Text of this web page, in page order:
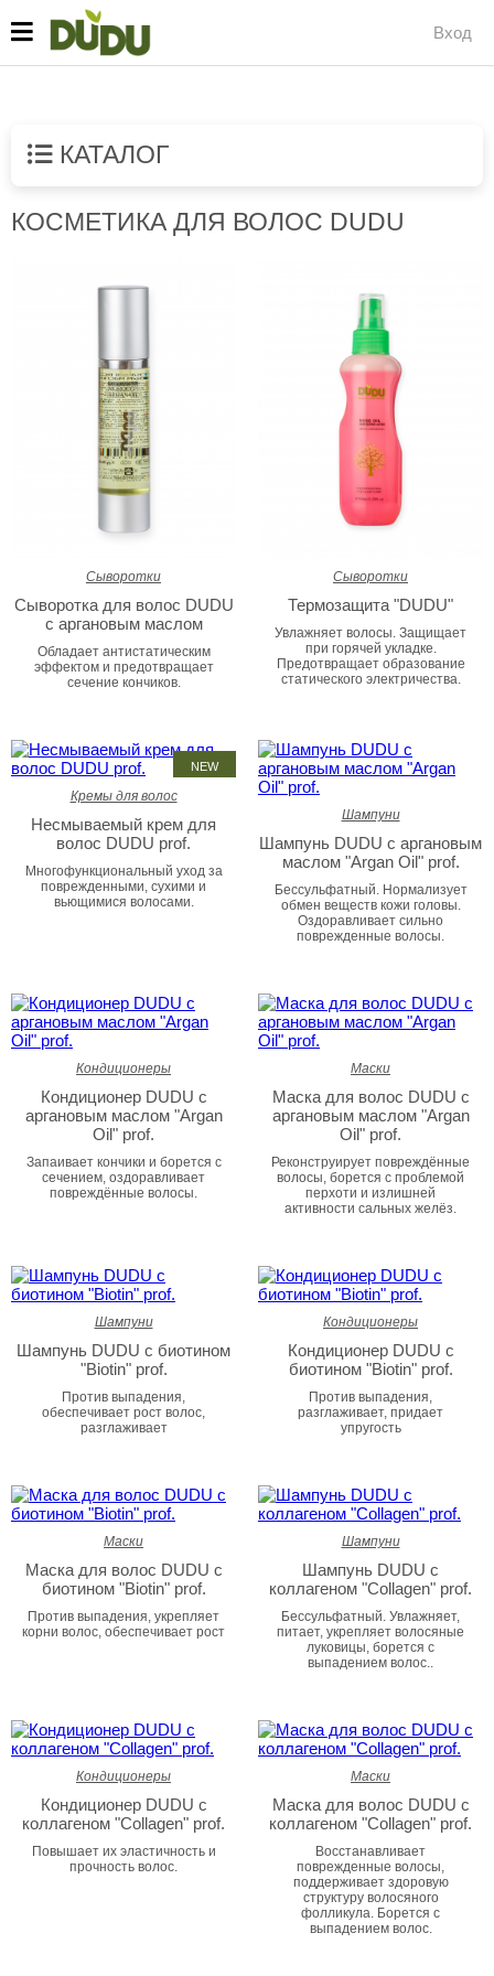
Вход
КАТАЛОГ
КОСМЕТИКА ДЛЯ ВОЛОС DUDU
Сыворотки
Сыворотка для волос DUDU
c аргановым маслом
Обладает антистатическим
эффектом и предотвращает
сечение кончиков.
Сыворотки
Термозащита "DUDU"
Увлажняет волосы. Защищает
при горячей укладке.
Предотвращает образование
статического электричества.
NEW
Кремы для волос
Несмываемый крем для
волос DUDU prof.
Многофункциональный уход за
поврежденными, сухими и
вьющимися волосами.
Шампуни
Шампунь DUDU с аргановым
маслом "Argan Oil" prof.
Бессульфатный. Нормализует
обмен веществ кожи головы.
Оздоравливает сильно
поврежденные волосы.
Кондиционеры
Кондиционер DUDU с
аргановым маслом "Argan
Oil" prof.
Запаивает кончики и борется с
сечением, оздоравливает
повреждённые волосы.
Маски
Маска для волос DUDU с
аргановым маслом "Argan
Oil" prof.
Реконструирует повреждённые
волосы, борется с проблемой
перхоти и излишней
активности сальных желёз.
Шампуни
Шампунь DUDU с биотином
"Biotin" prof.
Против выпадения,
обеспечивает рост волос,
разглаживает
Кондиционеры
Кондиционер DUDU с
биотином "Biotin" prof.
Против выпадения,
разглаживает, придает
упругость
Маски
Маска для волос DUDU c
биотином "Biotin" prof.
Против выпадения, укрепляет
корни волос, обеспечивает рост
Шампуни
Шампунь DUDU с
коллагеном "Collagen" prof.
Бессульфатный. Увлажняет,
питает, укрепляет волосяные
луковицы, борется с
выпадением волос..
Кондиционеры
Кондиционер DUDU с
коллагеном "Collagen" prof.
Повышает их эластичность и
прочность волос.
Маски
Маска для волос DUDU с
коллагеном "Collagen" prof.
Восстанавливает
поврежденные волосы,
поддерживает здоровую
структуру волосяного
фолликула. Борется с
выпадением волос.